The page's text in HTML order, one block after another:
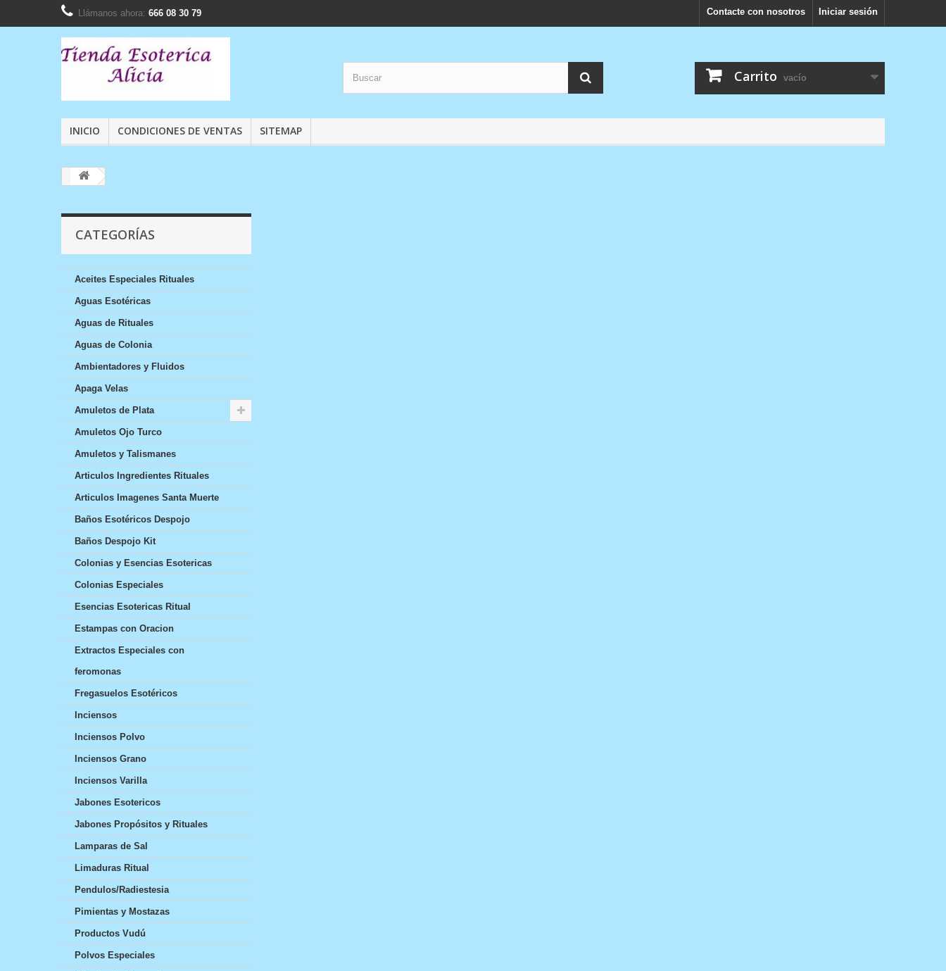
Iniciar sesión
Contacte con nosotros
Llámanos ahora: 666 08 30 79
Carrito vacío
INICIO CONDICIONES DE VENTAS SITEMAP
CATEGORÍAS
Aceites Especiales Rituales
Aguas Esotéricas
Aguas de Rituales
Aguas de Colonia
Ambientadores y Fluidos
Apaga Velas
Amuletos de Plata
Amuletos Ojo Turco
Amuletos y Talismanes
Articulos Ingredientes Rituales
Articulos Imagenes Santa Muerte
Baños Esotéricos Despojo
Baños Despojo Kit
Colonias y Esencias Esotericas
Colonias Especiales
Esencias Esotericas Ritual
Estampas con Oracion
Extractos Especiales con
feromonas
Fregasuelos Esotéricos
Inciensos
Inciensos Polvo
Inciensos Grano
Inciensos Varilla
Jabones Esotericos
Jabones Propósitos y Rituales
Lamparas de Sal
Limaduras Ritual
Pendulos/Radiestesia
Pimientas y Mostazas
Productos Vudú
Polvos Especiales